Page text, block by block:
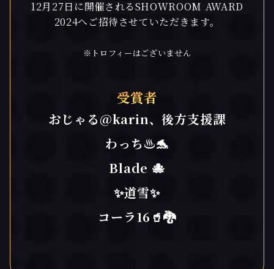
12月27日に開催されるSHOWROOM AWARD
2024へご招待させていただきます。
※トロフィーはございません
受賞者
おじゃる@karin、後方支援課
わっち♨️🐬
Blade 🐙
✨道雪✨
コーラ16🥤🐉